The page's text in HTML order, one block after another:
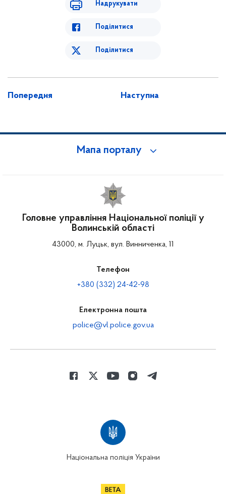
Надрукувати
Поділитися
Поділитися
Попередня Наступна
Мапа порталу
Головне управління Національної поліції у
Волинській області
43000, м. Луцьк, вул. Винниченка, 11
Телефон
+380 (332) 24-42-98
Електронна пошта
police@vl.police.gov.ua
Національна поліція України